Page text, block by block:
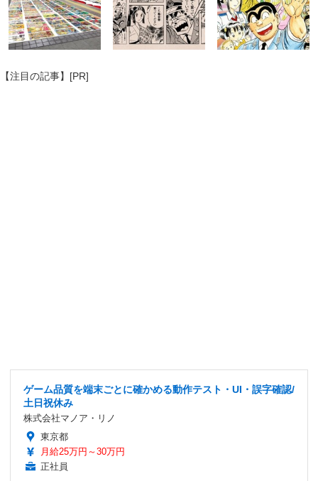
【注目の記事】[PR]
ゲーム品質を端末ごとに確かめる動作テスト・UI・誤字確認/
土日祝休み
株式会社マノア・リノ
東京都
月給25万円～30万円
正社員